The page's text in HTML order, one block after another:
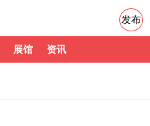
展馆 资讯
发布